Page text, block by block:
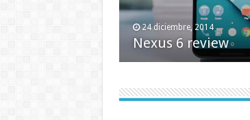
24 diciembre, 2014
Nexus 6 review